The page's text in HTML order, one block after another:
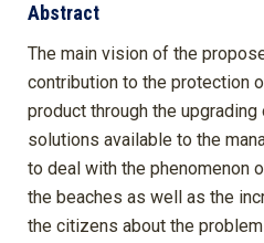
Abstract
The main vision of the
contribution to the protection
product through the
solutions available to the
to deal with the phenomenon
the beaches as well as the
the citizens about the